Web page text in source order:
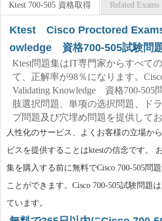
Ktest 700-505 資格取得 Related Exams
Ktest Cisco Proctored
owledge 資格700-505試験問題
Ktest問題集はIT専門家からすべて
て、正解率が98％になります。
Validating Knowledge 資格700-505
肢選択問題、単项の选択問題、ド
プ問題及び穴埋め問題を提供してお
人性化のサービス、よくお客様の立場か
ビスを提供することはktestの信念です。
集を購入する前に無料でCisco 700-505問
ことができます。Cisco 700-505試験問題
ています。